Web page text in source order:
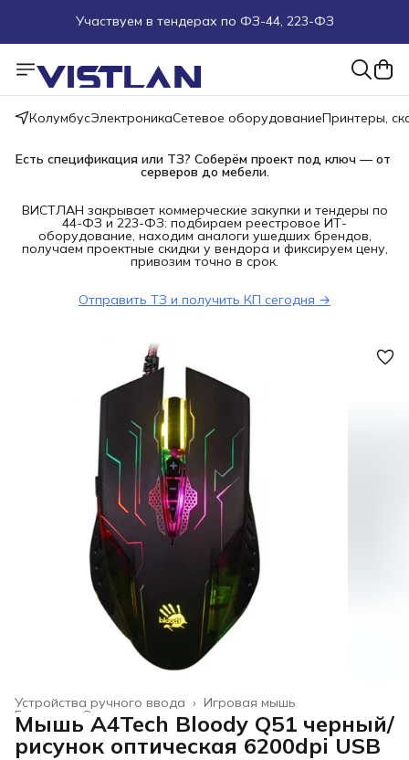
Поможем подобрать оборудование под ТЗ
Пуско-наладочные работы
Более 100 000 позиций в наличии и под заказ
КолумбусЭлектроникаСетевое оборудованиеПринтеры,
Есть спецификация или ТЗ? Соберём проект под ключ — от
серверов до мебели.
ВИСТЛАН закрывает коммерческие закупки и тендеры по
44-ФЗ и 223-ФЗ: подбираем реестровое ИТ-
оборудование, находим аналоги ушедших брендов,
получаем проектные скидки у вендора и фиксируем цену,
привозим точно в срок.
Отправить ТЗ и получить КП сегодня →
Игровая мышь
Устройства ручного ввода ›
Электроника
Главная
Мышь A4Tech Bloody Q51 черный/
рисунок оптическая 6200dpi USB